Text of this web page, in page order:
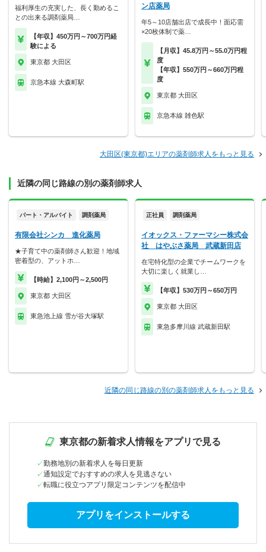
福利厚生の充実した、長く勤めるこ
との出来る調剤薬局…
【年収】450万円～700万円経
験による
東京都 大田区
京急本線 大森町駅
ン店薬局
年5～10店舗出店で成長中！面応需
×20枚体制で薬…
【月収】45.8万円～55.0万円程
度
【年収】550万円～660万円程
度
東京都 大田区
京急本線 雑色駅
大田区(東京都)エリアの薬剤師求人をもっと見る
近隣の同じ路線の別の薬剤師求人
パート・アルバイト 調剤薬局
有限会社シンカ 進化薬局
★子育て中の薬剤師さん歓迎！地域
密着型の、アットホ…
【時給】2,100円～2,500円
東京都 大田区
東急池上線 雪が谷大塚駅
正社員 調剤薬局
イオックス・ファーマシー株式会
社 はやぶさ薬局 武蔵新田店
在宅特化型の企業でチームワークを
大切に楽しく就業し…
【年収】530万円～650万円
東京都 大田区
東急多摩川線 武蔵新田駅
近隣の同じ路線の別の薬剤師求人をもっと見る
東京都の新着求人情報をアプリで見る
勤務地別の新着求人を毎日更新
通知設定でおすすめの求人を見逃さない
転職に役立つアプリ限定コンテンツを配信中
アプリをインストールする